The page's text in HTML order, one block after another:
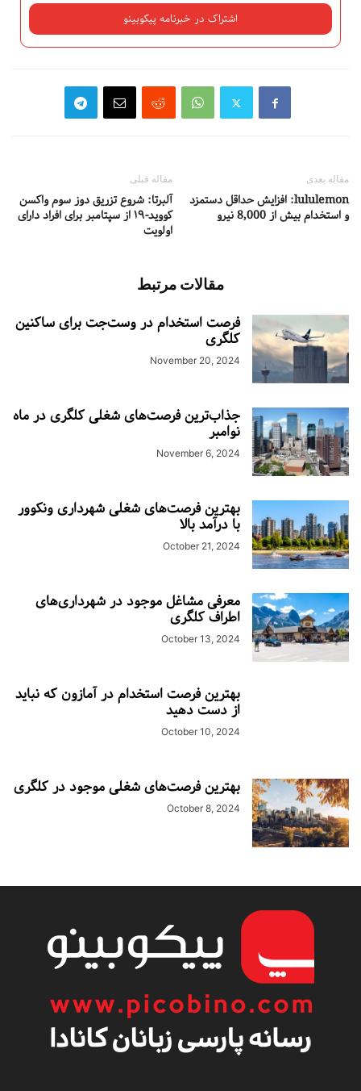
مقاله قبلی
آلبرتا: شروع تزریق دوز سوم واکسن
کووید-۱۹ از سپتامبر برای افراد دارای
اولویت
مقاله بعدی
lululemon: افزایش حداقل دستمزد
و استخدام بیش از 8,000 نیرو
مقالات مرتبط
فرصت استخدام در وست‌جت برای ساکنین
کلگری
November 20, 2024
جذاب‌ترین فرصت‌های شغلی کلگری در ماه
نوامبر
November 6, 2024
بهترین فرصت‌های شغلی شهرداری ونکوور
با درآمد بالا
October 21, 2024
معرفی مشاغل موجود در شهرداری‌های
اطراف کلگری
October 13, 2024
بهترین فرصت استخدام در آمازون که نباید
از دست دهید
October 10, 2024
بهترین فرصت‌های شغلی موجود در کلگری
October 8, 2024